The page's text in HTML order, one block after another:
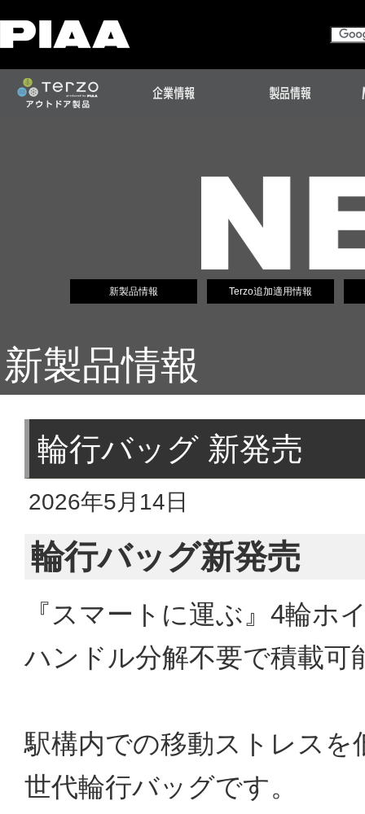
新製品情報 Terzo追加適用情報
新製品情報
輪行バッグ 新発売
2026年5月14日
輪行バッグ新発売
『スマートに運ぶ』4輪ホ
ハンドル分解不要で積載可
駅構内での移動ストレス
世代輪行バッグです。